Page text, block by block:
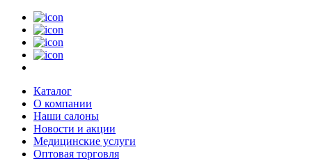
Каталог
О компании
Наши салоны
Новости и акции
Медицинские услуги
Оптовая торговля